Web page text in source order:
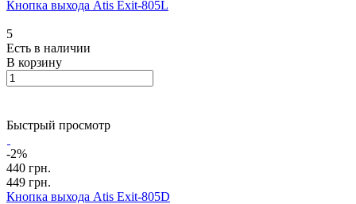
Кнопка выхода Atis Exit-805L
5
Есть в наличии
В корзину
Быстрый просмотр
-2%
440 грн.
449 грн.
Кнопка выхода Atis Exit-805D